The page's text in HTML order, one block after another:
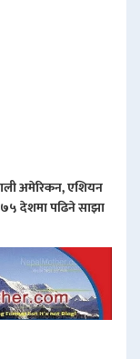
अमेरिकन, एशियन
देशमा पढिने साझा